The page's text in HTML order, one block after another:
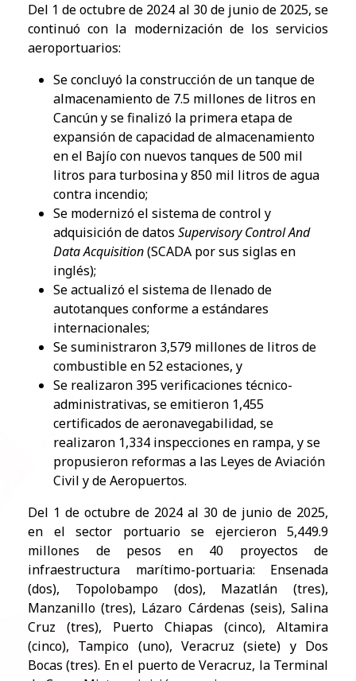
Del 1 de octubre de 2024 al 30 de junio de 2025, se
continuó con la modernización de los servicios
aeroportuarios:
Se concluyó la construcción de un tanque de
almacenamiento de 7.5 millones de litros en
Cancún y se finalizó la primera etapa de
expansión de capacidad de almacenamiento
en el Bajío con nuevos tanques de 500 mil
litros para turbosina y 850 mil litros de agua
contra incendio;
Se modernizó el sistema de control y
adquisición de datos Supervisory Control And
Data Acquisition(SCADA por sus siglas en
inglés);
Se actualizó el sistema de llenado de
autotanques conforme a estándares
internacionales;
Se suministraron 3,579 millones de litros de
combustible en 52 estaciones, y
Se realizaron 395 verificaciones técnico-
administrativas, se emitieron 1,455
certificados de aeronavegabilidad, se
realizaron 1,334 inspecciones en rampa, y se
propusieron reformas a las Leyes de Aviación
Civil y de Aeropuertos.
Del 1 de octubre de 2024 al 30 de junio de 2025,
en el sector portuario se ejercieron 5,449.9
millones de pesos en 40 proyectos de
infraestructura marítimo-portuaria: Ensenada
(dos), Topolobampo (dos), Mazatlán (tres),
Manzanillo (tres), Lázaro Cárdenas (seis), Salina
Cruz (tres), Puerto Chiapas (cinco), Altamira
(cinco), Tampico (uno), Veracruz (siete) y Dos
Bocas (tres). En el puerto de Veracruz, la Terminal